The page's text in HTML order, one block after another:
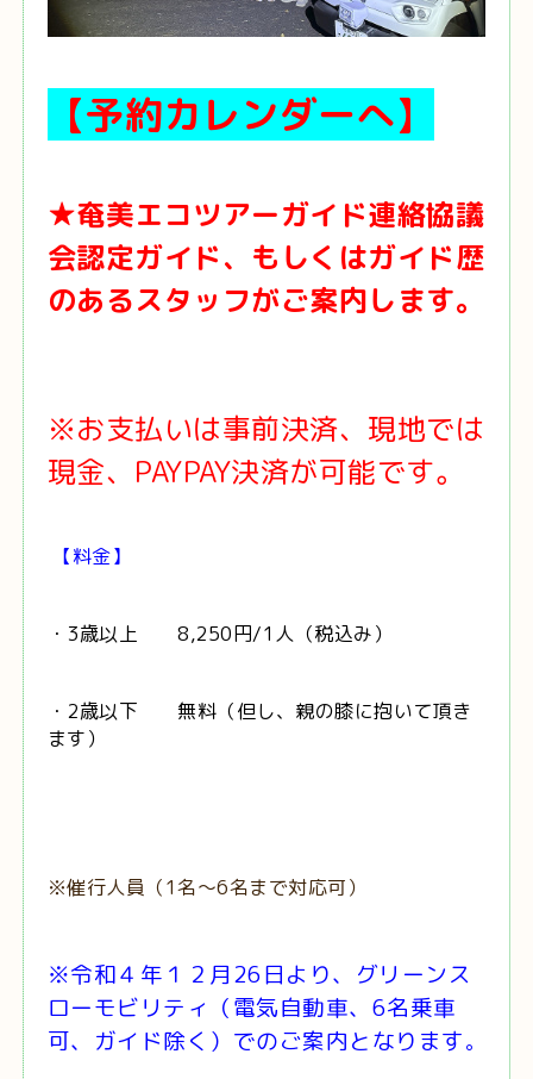
【予約カレンダーへ】
★奄美エコツアーガイド連絡協議
会認定ガイド、もしくはガイド歴
のあるスタッフがご案内します。
※お支払いは事前決済、現地では
現金、PAYPAY決済が可能です。
【料金】
・3歳以上 8,250円/1人（税込み）
・2歳以下 無料（但し、親の膝に抱いて頂き
ます）
※催行人員（1名～6名まで対応可）
※令和４年１２月26日より、グリーンス
ローモビリティ（電気自動車、6名乗車
可、ガイド除く）でのご案内となります。